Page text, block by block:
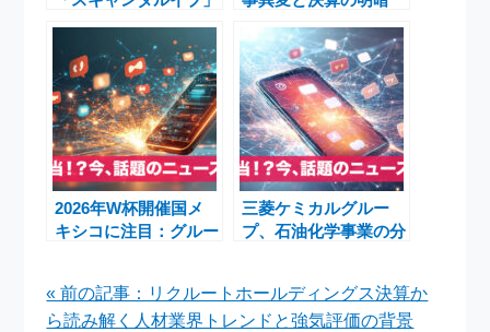
レッドカーペット騒動
の真相
転換点
2026年W杯開催国メ
キシコに注目：グルー
ニュース
三菱ケミカルグルー
プ、石油化学事業の分
« 前の記事：リクルートホールディングス決算か
ら読み解く人材業界トレンドと強気評価の背景